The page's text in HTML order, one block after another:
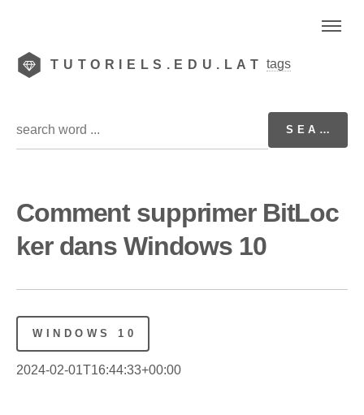
TUTORIELS.EDU.LAT tags
Comment supprimer BitLoc
ker dans Windows 10
WINDOWS 10
2024-02-01T16:44:33+00:00